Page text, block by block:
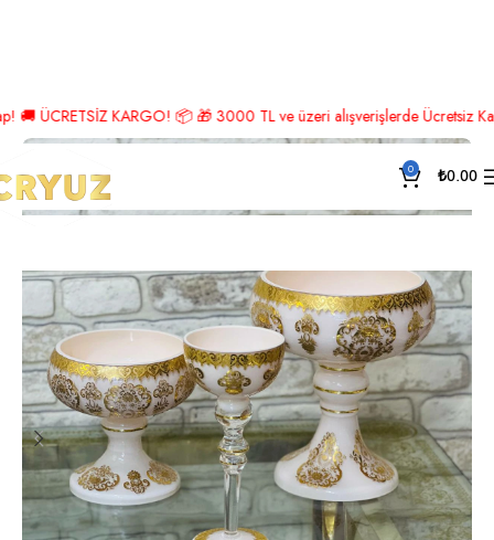
KARGO! 📦 🎁 3000 TL ve üzeri alışverişlerde Ücretsiz Kargo! 🎉
0 ₺0.00
Ana Sayfa Saray Koleksiyonu